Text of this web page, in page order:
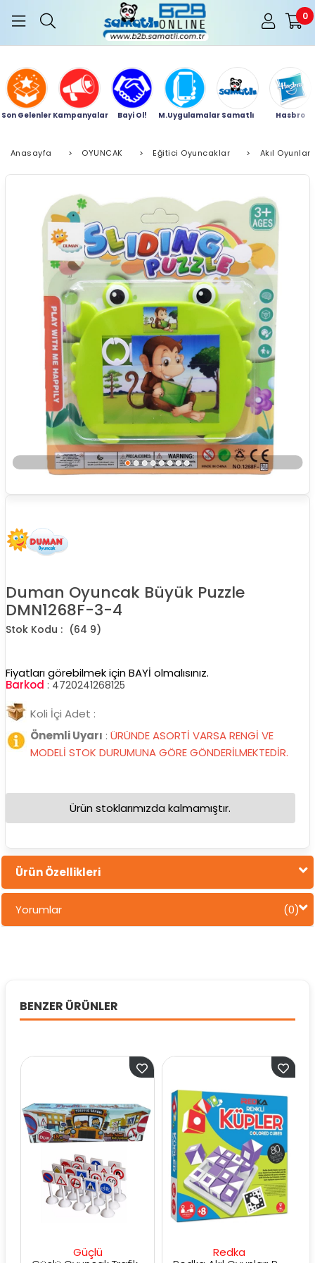
0
Son Gelenler Kampanyalar Bayi Ol! M.Uygulamalar Samatlı Hasbro
Anasayfa > OYUNCAK > Eğitici Oyuncaklar > Akıl Oyunları
Duman Oyuncak Büyük Puzzle
DMN1268F-3-4
(64 9)
Fiyatları görebilmek için BAYİ olmalısınız.
Barkod : 4720241268125
Koli İçi Adet :
Önemli Uyarı : ÜRÜNDE ASORTİ VARSA RENGİ VE
MODELİ STOK DURUMUNA GÖRE GÖNDERİLMEKTEDİR.
Ürün stoklarımızda kalmamıştır.
Ürün Özellikleri
Yorumlar (0)
BENZER ÜRÜNLER
Güçlü
Redka